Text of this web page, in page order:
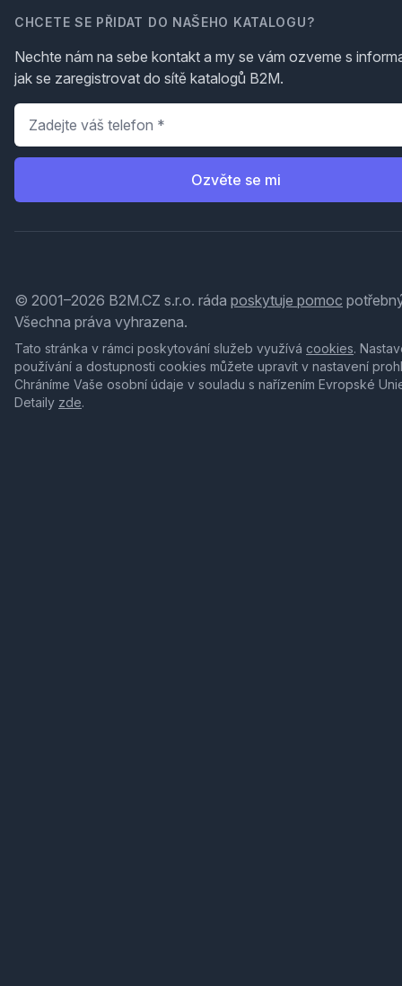
CHCETE SE PŘIDAT DO NAŠEHO KATALOGU?
Nechte nám na sebe kontakt a my se vám ozveme s
jak se zaregistrovat do sítě katalogů B2M.
Telefon
Ozvěte se mi
© 2001–2026 B2M.CZ s.r.o. ráda poskytuje pomoc
Všechna práva vyhrazena.
Tato stránka v rámci poskytování služeb využívá cookies.
používání a dostupnosti cookies můžete upravit v nastavení
Chráníme Vaše osobní údaje v souladu s nařízením Evropské
Detaily zde.